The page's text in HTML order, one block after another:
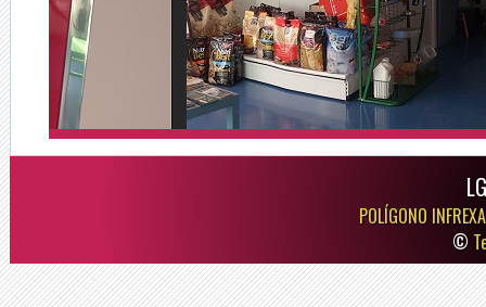
POLÍGONO
©